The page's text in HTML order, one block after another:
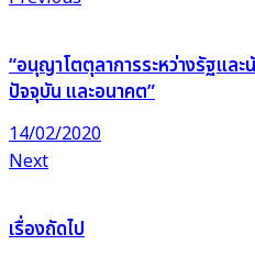
“อนุญาโตตุลาการระหว่างรัฐแ
ปัจจุบัน และอนาคต”
14/02/2020
Next
เรื่องถัดไป